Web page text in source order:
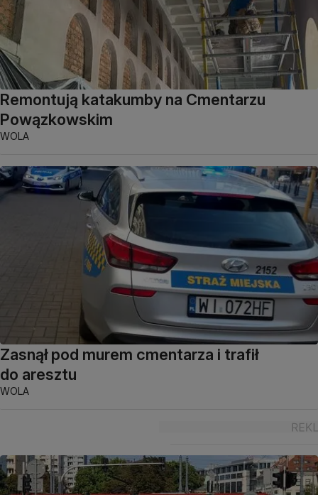
Remontują katakumby na Cmentarzu
Powązkowskim
WOLA
Zasnął pod murem cmentarza i trafił
do aresztu
WOLA